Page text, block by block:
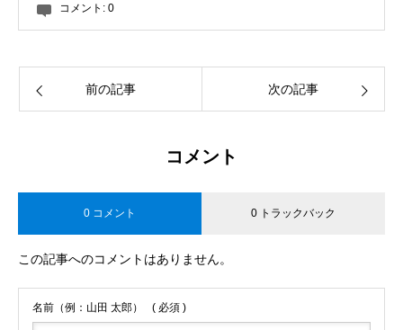
コメント: 0
前の記事 次の記事
コメント
0 コメント 0 トラックバック
この記事へのコメントはありません。
名前（例：山田 太郎） ( 必須 )